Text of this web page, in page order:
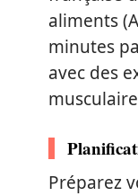
aliments
minutes
avec des
Préparez